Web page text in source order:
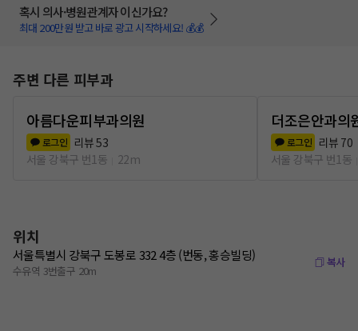
혹시 의사·병원관계자 이신가요?
최대 200만원 받고 바로 광고 시작하세요! 💰💰
주변 다른 피부과
아름다운피부과의원
로그인 리뷰53
서울 강북구 번1동
22m
더조은안과의
로그인 리뷰 70
서울 강북구 번1동
위치
서울특별시 강북구 도봉로 332 4층 (번동, 홍승빌딩)
수유역 3번출구 20m
복사